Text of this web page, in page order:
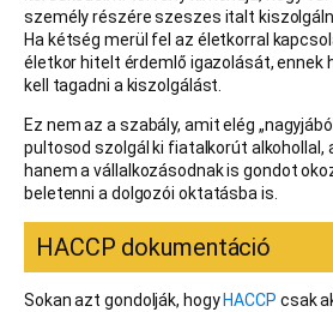
személy részére szeszes italt
Ha kétség merül fel az életkorral
életkor hitelt érdemlő igazolását, ennek
kell tagadni a kiszolgálást.
Ez nem az a szabály, amit elég
pultosod szolgál ki fiatalkorút alkohollal,
hanem a vállalkozásodnak is gondot
beletenni a dolgozói oktatásba is.
HACCP dokumentáció
Sokan azt gondolják, hogy HACCP csak